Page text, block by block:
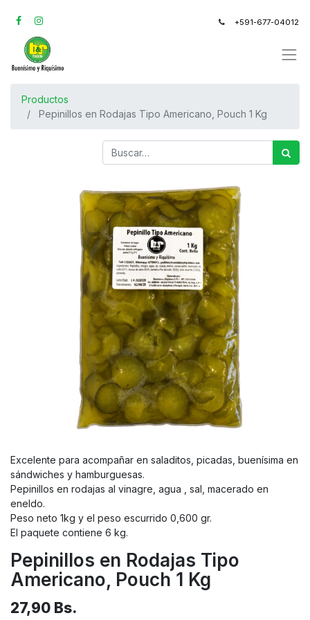
+591-677-04012
Productos
Pepinillos en Rodajas Tipo Americano, Pouch 1 Kg
Excelente para acompañar en saladitos, picadas, buenísima en
sándwiches y hamburguesas.
Pepinillos en rodajas al vinagre, agua , sal, macerado en
eneldo.
Peso neto 1kg y el peso escurrido 0,600 gr.
El paquete contiene 6 kg.
Pepinillos en Rodajas Tipo
Americano, Pouch 1 Kg
27,90 Bs.